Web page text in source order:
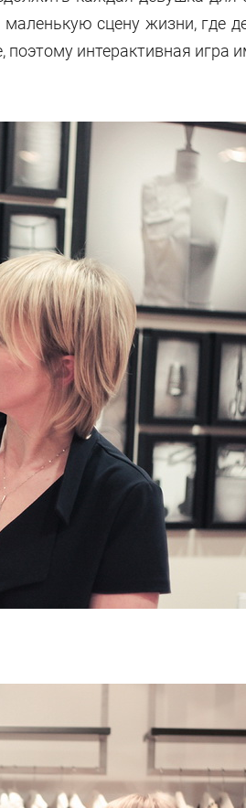
сцену жизни, где
интерактивная игра